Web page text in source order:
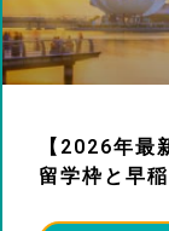
【2026年最
留学枠と早